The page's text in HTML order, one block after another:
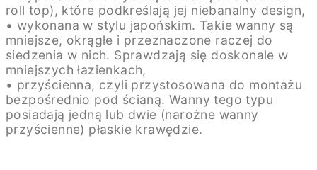
roll top), które podkreślają jej niebanalny design,
• wykonana w stylu japońskim. Takie wanny są
mniejsze, okrągłe i przeznaczone raczej do
siedzenia w nich. Sprawdzają się doskonale w
mniejszych łazienkach,
• przyścienna, czyli przystosowana do montażu
bezpośrednio pod ścianą. Wanny tego typu
posiadają jedną lub dwie (narożne wanny
przyścienne) płaskie krawędzie.